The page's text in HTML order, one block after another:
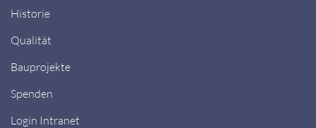
Historie
Qualität
Bauprojekte
Spenden
Login Intranet